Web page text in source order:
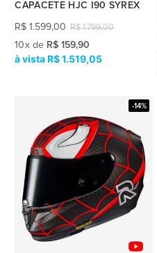
CAPACETE HJC I90 SYREX
R$ 1.799,00
R$ 1.599,00
10x de R$ 159,90
R$ 1.519,05
-14%